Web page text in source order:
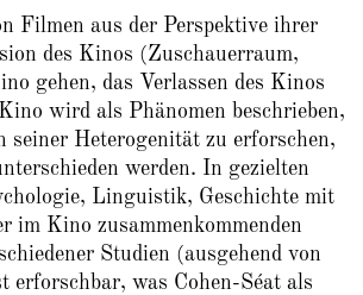
Filmen aus der Perspektive ihrer
des Kinos (Zuschauerraum,
gehen, das Verlassen des Kinos
wird als Phänomen beschrieben,
Heterogenität zu erforschen,
werden. In gezielten
Linguistik, Geschichte mit
im Kino zusammenkommenden
Studien (ausgehend von
erforschbar, was Cohen-Séat als